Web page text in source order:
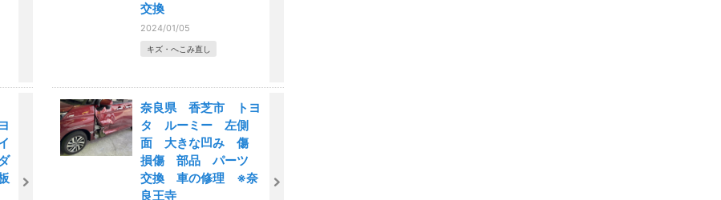
交換
2024/01/05
キズ・へこみ直し
奈良県 香芝市 トヨ
タ ルーミー 左側
面 大きな凹み 傷
損傷 部品 パーツ
交換 車の修理 ※奈
良王寺